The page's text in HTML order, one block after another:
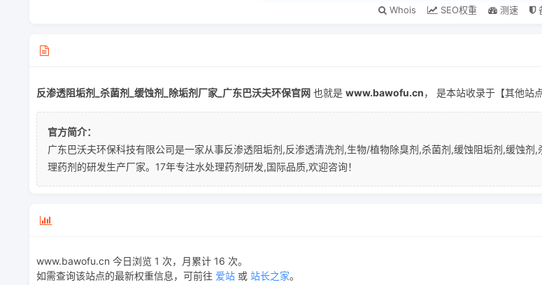
Whois SEO权重 测速
反渗透阻垢剂_杀菌剂_缓蚀剂_除垢剂厂家_广东巴沃夫环保官网 也就是 www.bawofu.cn， 是本站收录于【其他站
官方简介：
广东巴沃夫环保科技有限公司是一家从事反渗透阻垢剂,反渗透清洗剂,生物/植物除臭剂,杀菌剂,缓蚀阻垢剂,缓蚀剂
理药剂的研发生产厂家。17年专注水处理药剂研发,国际品质,欢迎咨询！
www.bawofu.cn 今日浏览 1 次，月累计 16 次。
如需查询该站点的最新权重信息，可前往 爱站 或 站长之家。